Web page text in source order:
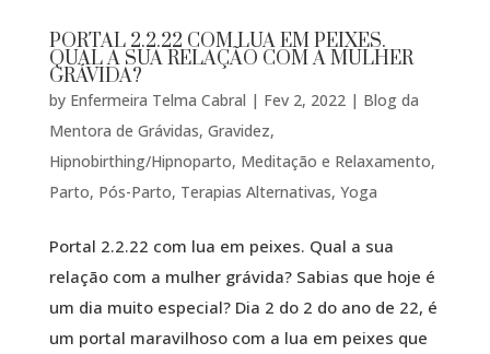
PORTAL 2.2.22 COM LUA EM PEIXES.
QUAL A SUA RELAÇÃO COM A MULHER
GRÁVIDA?
by Enfermeira Telma Cabral | Fev 2, 2022| Blog da
Mentora de Grávidas, Gravidez,
Hipnobirthing/Hipnoparto, Meditação e Relaxamento,
Parto, Pós-Parto, Terapias Alternativas, Yoga
Portal 2.2.22 com lua em peixes. Qual a sua
relação com a mulher grávida? Sabias que hoje é
um dia muito especial? Dia 2 do 2 do ano de 22, é
um portal maravilhoso com a lua em peixes que